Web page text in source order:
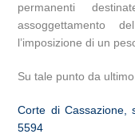
permanenti
assoggettamento
l’imposizione di un
Su tale punto da
Corte di Cassazione,
5594